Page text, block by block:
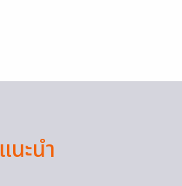
แนะนำ